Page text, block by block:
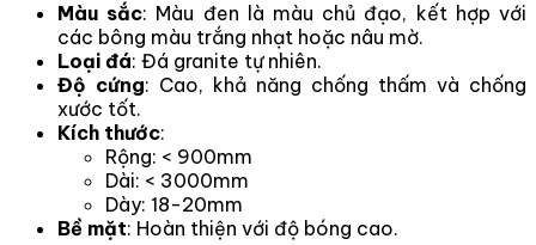
Màu sắc: Màu đen là màu chủ đạo, kết hợp với
các bông màu trắng nhạt hoặc nâu mờ.
Loại đá: Đá granite tự nhiên.
Độ cứng: Cao, khả năng chống thấm và chống
xước tốt.
Kích thước:
Rộng: < 900mm
Dài: < 3000mm
Dày: 18-20mm
Bề mặt: Hoàn thiện với độ bóng cao.